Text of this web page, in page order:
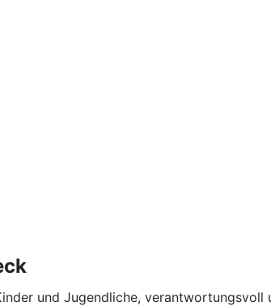
und Jugendliche,